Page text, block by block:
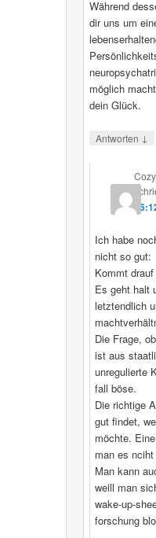
Während
dir uns um
möglich
dein Glück.
Antworten ↓
Ich habe
nicht so gut:
Kommt
Es geht halt
letztendlich
Die Frage,
ist aus
unregulierte
fall böse.
Die richtige
gut findet,
möchte.
man es
Man kann
weill man
wake-up-
forschung